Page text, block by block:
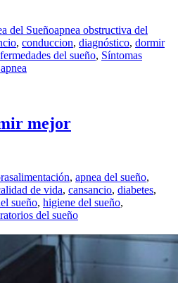
del Sueñoapnea obstructiva del
, conduccion, diagnóstico, dormir
del sueño, Síntomas
mejor
alimentación, apnea del sueño,
de vida, cansancio, diabetes,
sueño, higiene del sueño,
del sueño